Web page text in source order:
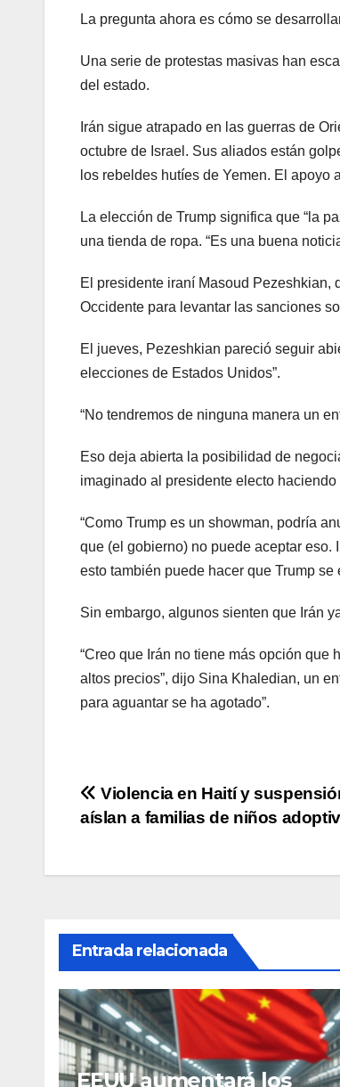
La pregunta ahora es cómo se
Una serie de protestas masivas han
del estado.
Irán sigue atrapado en las guerras de
octubre de Israel. Sus aliados están
los rebeldes hutíes de Yemen. El
La elección de Trump significa que “la
una tienda de ropa. “Es una buena
El presidente iraní Masoud Pezeshkian,
Occidente para levantar las sanciones
El jueves, Pezeshkian pareció seguir
elecciones de Estados Unidos”.
“No tendremos de ninguna manera un
Eso deja abierta la posibilidad de
imaginado al presidente electo haciendo
“Como Trump es un showman, podría
que (el gobierno) no puede aceptar
esto también puede hacer que Trump se
Sin embargo, algunos sienten que Irán
“Creo que Irán no tiene más opción
altos precios”, dijo Sina Khaledian, un
para aguantar se ha agotado”.
Navegación
entradas
Violencia en Haití y
aíslan a familias de niños
Entrada relacionada
EEUU aumentará los